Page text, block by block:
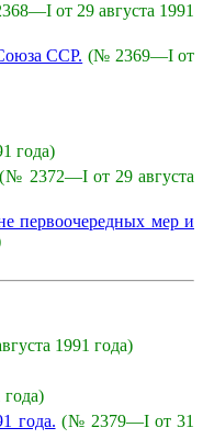
от 29 августа 1991
ССР. (№ 2369—I от
года)
(№ 2372—I от 29 августа
первоочередных мер и
1991 года)
года. (№ 2379—I от 31